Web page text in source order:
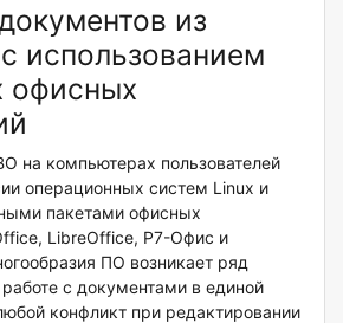
из
использованием
офисных
на компьютерах пользователей
операционных систем Linux и
пакетами офисных
LibreOffice, Р7-Офис и
ПО возникает ряд
с документами в единой
конфликт при редактировании